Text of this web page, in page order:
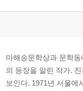
마해송문학상과 문학
의 등장을 알린 작가.
보인다. 1971년 서울에